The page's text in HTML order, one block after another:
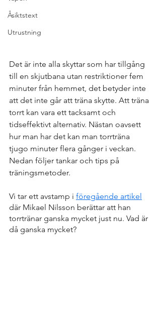
Åsiktstext
Utrustning
Det är inte alla skyttar som har tillgång
till en skjutbana utan restriktioner fem
minuter från hemmet, det betyder inte
att det inte går att träna skytte. Att träna
torrt kan vara ett tacksamt och
tidseffektivt alternativ. Nästan oavsett
hur man har det kan man torrträna
tjugo minuter flera gånger i veckan.
Nedan följer tankar och tips på
träningsmetoder.
Vi tar ett avstamp i föregående artikel
där Mikael Nilsson berättar att han
torrtränar ganska mycket just nu. Vad är
då ganska mycket?